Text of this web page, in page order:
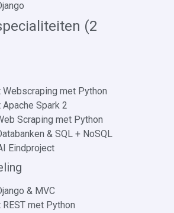
(2
Webscraping met Python
Apache Spark 2
Scraping met Python
& SQL + NoSQL
Eindproject
& MVC
met Python